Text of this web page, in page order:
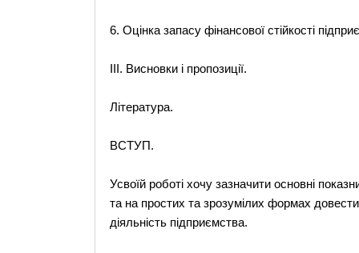
6. Оцінка запасу фінансової стійкості
ІІІ. Висновки і пропозиції.
Література.
ВСТУП.
Усвоїй роботі хочу зазначити основні
та на простих та зрозумілих формах
діяльність підприємства.